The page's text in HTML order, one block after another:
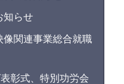
知らせ
像関連事業総合就職
彰式、特別功労会